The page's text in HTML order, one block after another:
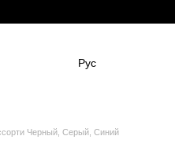
Рус
Черный, Серый, Синий